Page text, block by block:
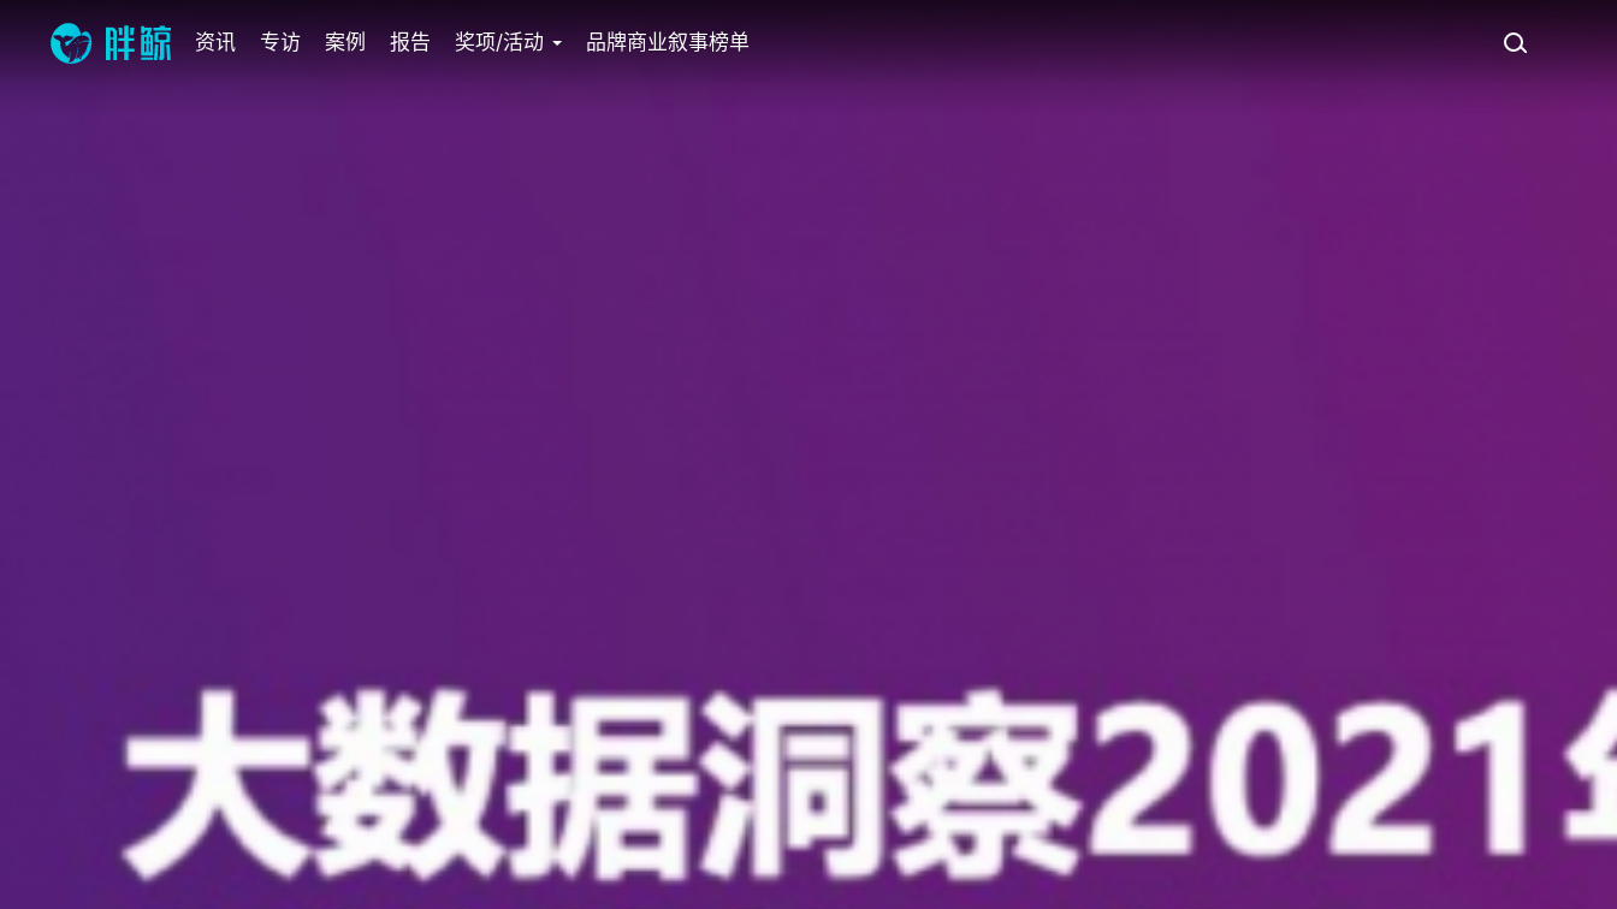
资讯 专访 案例 报告 奖项/活动 品牌商业叙事榜单